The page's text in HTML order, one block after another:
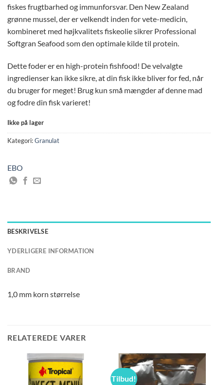
fiskes frugtbarhed og immunforsvar. Den New Zealand
grønne mussel, der er velkendt inden for vete-medicin,
kombineret med højkvalitets fiskeolie sikrer Professional
Softgran Seafood som den optimale kilde til protein.
Dette foder er en high-protein fishfood! De velvalgte
ingredienser kan ikke sikre, at din fisk ikke bliver for fed, når
du bruger for meget! Brug kun små mængder af denne mad
og fodre din fisk varieret!
Ikke på lager
Kategori:Granulat
EBO
BESKRIVELSE
YDERLIGERE INFORMATION
BRAND
1,0 mm korn størrelse
RELATEREDE VARER
Tilbud!